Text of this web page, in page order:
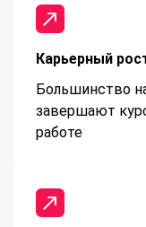
Карьерный
Большинство
завершают
работе